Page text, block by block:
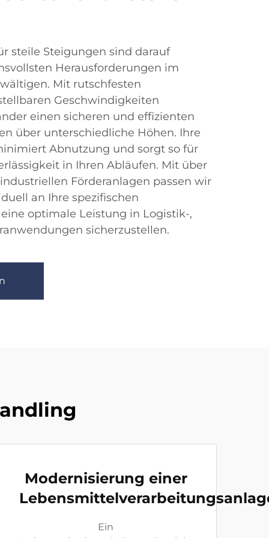
steile Steigungen sind darauf
Herausforderungen im
Mit rutschfesten
Geschwindigkeiten
einen sicheren und effizienten
über unterschiedliche Höhen. Ihre
Abnutzung und sorgt so für
in Ihren Abläufen. Mit über
Förderanlagen passen wir
an Ihre spezifischen
optimale Leistung in Logistik-,
sicherzustellen.
Modernisierung einer
Ein